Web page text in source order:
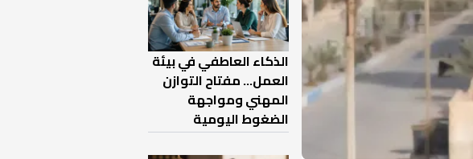
الذكاء العاطفي في بيئة
العمل… مفتاح التوازن
المهني ومواجهة
الضغوط اليومية